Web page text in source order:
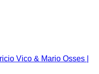
Vico & Mario Osses |